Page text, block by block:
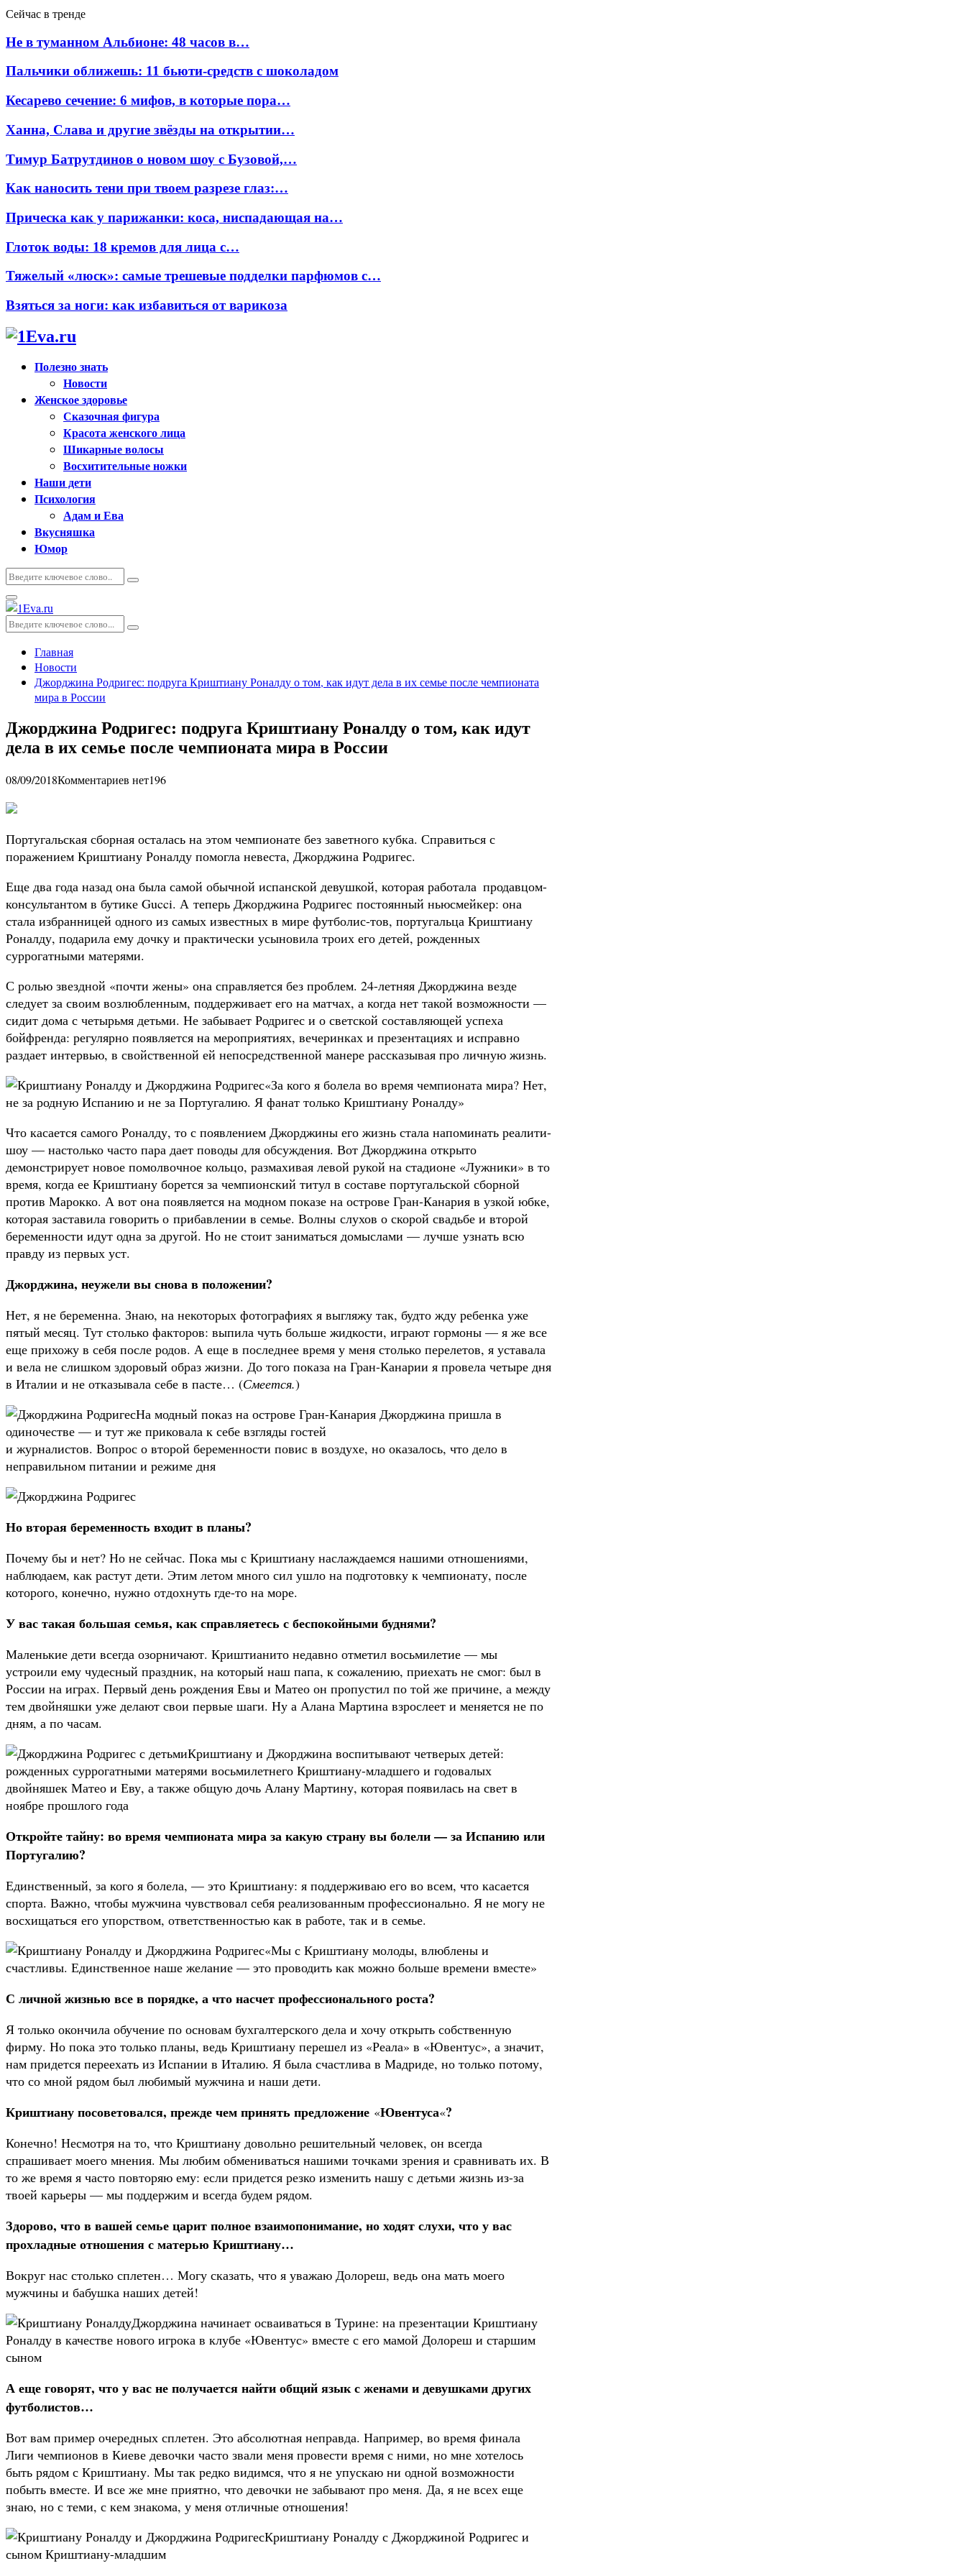
Сейчас в тренде
Не в туманном Альбионе: 48 часов в…
Пальчики оближешь: 11 бьюти-средств с шоколадом
Кесарево сечение: 6 мифов, в которые пора…
Ханна, Слава и другие звёзды на открытии…
Тимур Батрутдинов о новом шоу с Бузовой,…
Как наносить тени при твоем разрезе глаз:…
Прическа как у парижанки: коса, ниспадающая на…
Глоток воды: 18 кремов для лица с…
Тяжелый «люск»: самые трешевые подделки парфюмов с…
Взяться за ноги: как избавиться от варикоза
Полезно знать
Новости
Женское здоровье
Сказочная фигура
Красота женского лица
Шикарные волосы
Восхитительные ножки
Наши дети
Психология
Адам и Ева
Вкусняшка
Юмор
Искать:
Поиск
Основное
меню
Искать:
Поиск
Главная
Новости
Джорджина Родригес: подруга Криштиану Роналду о том, как идут дела в их семье после чемпионата
мира в России
Джорджина Родригес: подруга Криштиану Роналду о том, как идут
дела в их семье после чемпионата мира в России
08/09/2018Комментариев нет196
Португальская сборная осталась на этом чемпионате без заветного кубка. Справиться с
поражением Криштиану Роналду помогла невеста, Джорджина Родригес.
Еще два года назад она была самой обычной испанской девушкой, которая работала продавцом-
консультантом в бутике Gucci. А теперь Джорджина Родригес постоянный ньюсмейкер: она
стала избранницей одного из самых известных в мире футболис-тов, португальца Криштиану
Роналду, подарила ему дочку и практически усыновила троих его детей, рожденных
суррогатными матерями.
С ролью звездной «почти жены» она справляется без проблем. 24-летняя Джорджина везде
следует за своим возлюбленным, поддерживает его на матчах, а когда нет такой возможности —
сидит дома с четырьмя детьми. Не забывает Родригес и о светской составляющей успеха
бойфренда: регулярно появляется на мероприятиях, вечеринках и презентациях и исправно
раздает интервью, в свойственной ей непосредственной манере рассказывая про личную жизнь.
«За кого я болела во время чемпионата мира? Нет,
не за родную Испанию и не за Португалию. Я фанат только Криштиану Роналду»
Что касается самого Роналду, то с появлением Джорджины его жизнь стала напоминать реалити-
шоу — настолько часто пара дает поводы для обсуждения. Вот Джорджина открыто
демонстрирует новое помолвочное кольцо, размахивая левой рукой на стадионе «Лужники» в то
время, когда ее Криштиану борется за чемпионский титул в составе португальской сборной
против Марокко. А вот она появляется на модном показе на острове Гран-Канария в узкой юбке,
которая заставила говорить о прибавлении в семье. Волны слухов о скорой свадьбе и второй
беременности идут одна за другой. Но не стоит заниматься домыслами — лучше узнать всю
правду из первых уст.
Джорджина, неужели вы снова в положении?
Нет, я не беременна. Знаю, на некоторых фотографиях я выгляжу так, будто жду ребенка уже
пятый месяц. Тут столько факторов: выпила чуть больше жидкости, играют гормоны — я же все
еще прихожу в себя после родов. А еще в последнее время у меня столько перелетов, я уставала
и вела не слишком здоровый образ жизни. До того показа на Гран-Канарии я провела четыре дня
в Италии и не отказывала себе в пасте… (Смеется.)
На модный показ на острове Гран-Канария Джорджина пришла в
одиночестве — и тут же приковала к себе взгляды гостей
и журналистов. Вопрос о второй беременности повис в воздухе, но оказалось, что дело в
неправильном питании и режиме дня
Но вторая беременность входит в планы?
Почему бы и нет? Но не сейчас. Пока мы с Криштиану наслаждаемся нашими отношениями,
наблюдаем, как растут дети. Этим летом много сил ушло на подготовку к чемпионату, после
которого, конечно, нужно отдохнуть где-то на море.
У вас такая большая семья, как справляетесь с беспокойными буднями?
Маленькие дети всегда озорничают. Криштианито недавно отметил восьмилетие — мы
устроили ему чудесный праздник, на который наш папа, к сожалению, приехать не смог: был в
России на играх. Первый день рождения Евы и Матео он пропустил по той же причине, а между
тем двойняшки уже делают свои первые шаги. Ну а Алана Мартина взрослеет и меняется не по
дням, а по часам.
Криштиану и Джорджина воспитывают четверых детей:
рожденных суррогатными матерями восьмилетнего Криштиану-младшего и годовалых
двойняшек Матео и Еву, а также общую дочь Алану Мартину, которая появилась на свет в
ноябре прошлого года
Откройте тайну: во время чемпионата мира за какую страну вы болели — за Испанию или
Португалию?
Единственный, за кого я болела, — это Криштиану: я поддерживаю его во всем, что касается
спорта. Важно, чтобы мужчина чувствовал себя реализованным профессионально. Я не могу не
восхищаться его упорством, ответствен­ностью как в работе, так и в семье.
«Мы с Криштиану молоды, влюблены и
счастливы. Единственное наше желание — это проводить как можно больше времени вместе»
С личной жизнью все в порядке, а что насчет профес­сионального роста?
Я только окончила обучение по основам бухгалтерского дела и хочу открыть собственную
фирму. Но пока это только планы, ведь Криштиану перешел из «Реала» в «Ювентус», а значит,
нам придется переехать из Испании в Италию. Я была счастлива в Мадриде, но только потому,
что со мной рядом был любимый мужчина и наши дети.
Криштиану посоветовался, прежде чем принять предложение «Ювен­туса«?
Конечно! Несмотря на то, что Криштиану довольно решительный человек, он всегда
спрашивает моего мнения. Мы любим обмениваться нашими точками зрения и сравнивать их. В
то же время я часто повторяю ему: если придется резко изменить нашу с детьми жизнь из-за
твоей карьеры — мы поддержим и всегда будем рядом.
Здорово, что в вашей семье царит полное взаимопонимание, но ходят слухи, что у вас
прохладные отношения с матерью Криштиану…
Вокруг нас столько сплетен… Могу сказать, что я уважаю Долореш, ведь она мать моего
мужчины и бабушка наших детей!
Джорджина начинает осваиваться в Турине: на презентации Криштиану
Роналду в качестве нового игрока в клубе «Ювентус» вместе с его мамой Долореш и старшим
сыном
А еще говорят, что у вас не получается найти общий язык с женами и девушками других
футболистов…
Вот вам пример очередных сплетен. Это абсолютная неправда. Например, во время финала
Лиги чемпионов в Киеве девочки часто звали меня провести время с ними, но мне хотелось
быть рядом с Криштиану. Мы так редко видимся, что я не упускаю ни одной возможности
побыть вместе. И все же мне приятно, что девочки не забывают про меня. Да, я не всех еще
знаю, но с теми, с кем знакома, у меня отличные отношения!
Криштиану Роналду с Джорджиной Родригес и
сыном Криштиану-младшим